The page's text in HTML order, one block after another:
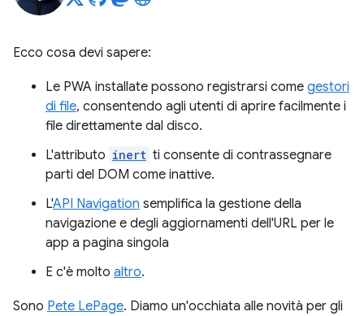
Ecco cosa devi sapere:
Le PWA installate possono registrarsi come gestori
di file, consentendo agli utenti di aprire facilmente i
file direttamente dal disco.
L'attributo inert ti consente di contrassegnare
parti del DOM come inattive.
L'API Navigation semplifica la gestione della
navigazione e degli aggiornamenti dell'URL per le
app a pagina singola
E c'è molto altro.
Sono Pete LePage. Diamo un'occhiata alle novità per gli